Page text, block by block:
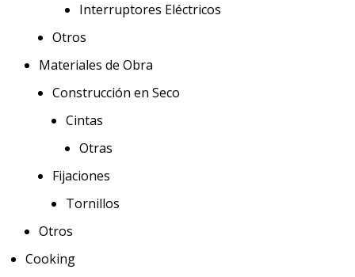
Interruptores Eléctricos
Otros
Materiales de Obra
Construcción en Seco
Cintas
Otras
Fijaciones
Tornillos
Otros
Cooking